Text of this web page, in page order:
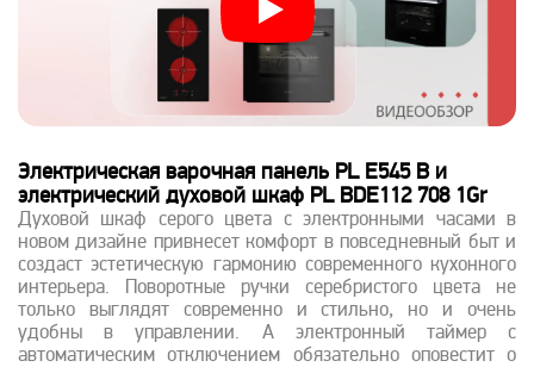
Электрическая варочная панель PL E545 B и
электрический духовой шкаф PL BDE112 708 1Gr
Духовой шкаф серого цвета с электронными часами в
новом дизайне привнесет комфорт в повседневный быт и
создаст эстетическую гармонию современного кухонного
интерьера. Поворотные ручки серебристого цвета не
только выглядят современно и стильно, но и очень
удобны в управлении. А электронный таймер с
автоматическим отключением обязательно оповестит о